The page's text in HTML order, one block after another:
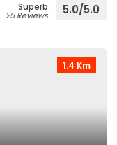
Superb
25 Reviews 5.0/5.0
1.4 Km